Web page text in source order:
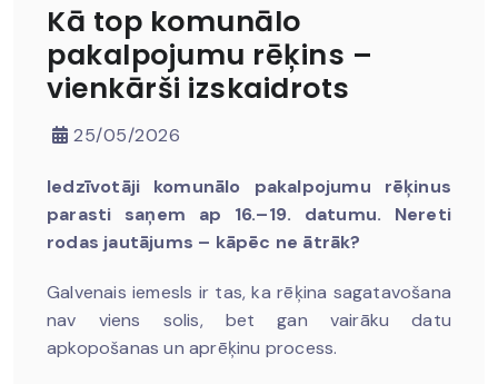
Kā top komunālo
pakalpojumu rēķins –
vienkārši izskaidrots
25/05/2026
Iedzīvotāji komunālo pakalpojumu rēķinus
parasti saņem ap 16.–19. datumu. Nereti
rodas jautājums – kāpēc ne ātrāk?
Galvenais iemesls ir tas, ka rēķina sagatavošana
nav viens solis, bet gan vairāku datu
apkopošanas un aprēķinu process.